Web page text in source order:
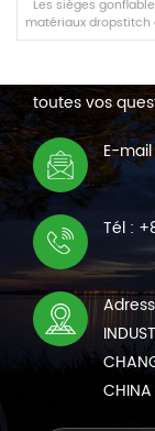
Les sièges
matériaux
aux piscines,
LIRE LA
NOUS
Nous sommes
toutes vos
E-
Tél :
CHINA